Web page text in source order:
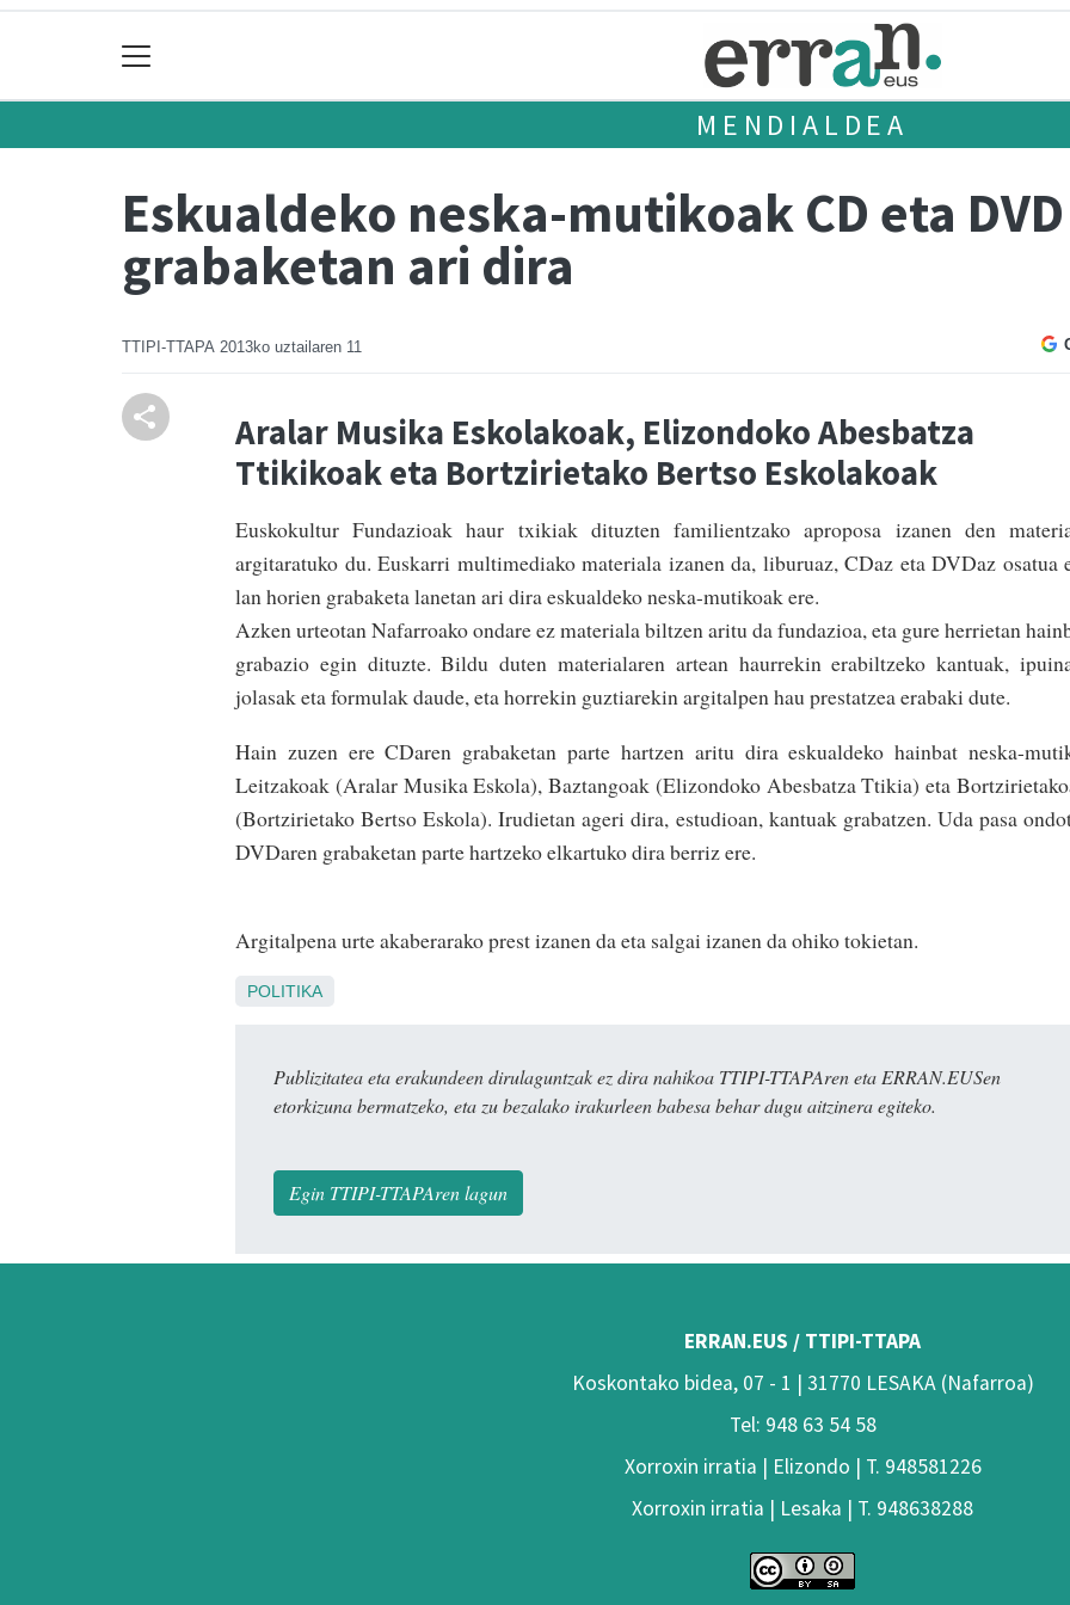
MENDIALDEA
Eskualdeko neska-mutikoak CD eta
grabaketan ari dira
TTIPI-TTAPA 2013ko uztailaren 11
Aralar Musika Eskolakoak, Elizondoko Abesbatza
Ttikikoak eta Bortzirietako Bertso Eskolakoak
Euskokultur Fundazioak haur txikiak dituzten familientzako aproposa izanen den
argitaratuko du. Euskarri multimediako materiala izanen da, liburuaz, CDaz eta DVDaz osatua
lan horien grabaketa lanetan ari dira eskualdeko neska-mutikoak ere.
Azken urteotan Nafarroako ondare ez materiala biltzen aritu da fundazioa, eta gure he­rrietan
grabazio egin dituzte. Bildu duten materialaren artean haurrekin erabil­tzeko kantuak,
jolasak eta formulak daude, eta horrekin guztiarekin argitalpen hau prestatzea erabaki dute.
Hain zuzen ere CDaren grabaketan parte hartzen aritu dira eskualdeko hainbat neska-
Leitzakoak (Aralar Musika Eskola), Baztangoak (Elizondoko Abesbatza Ttikia) eta
(Bortzirietako Bertso Eskola). Irudietan ageri dira, estudioan, kantuak grabatzen. Uda pasa
DVDaren grabaketan parte hartzeko elkartuko dira berriz ere.
Argitalpena urte akaberarako prest izanen da eta salgai izanen da ohiko tokietan.
POLITIKA
Publizitatea eta erakundeen dirulaguntzak ez dira nahikoa TTIPI-TTAPAren eta ERRAN.EUSen
etorkizuna bermatzeko, eta zu bezalako irakurleen babesa behar dugu aitzinera egiteko.
Egin TTIPI-TTAPAren lagun
ERRAN.EUS / TTIPI-TTAPA
Koskontako bidea, 07 - 1 | 31770 LESAKA (Nafarroa)
Tel: 948 63 54 58
Xorroxin irratia | Elizondo | T. 948581226
Xorroxin irratia | Lesaka | T. 948638288